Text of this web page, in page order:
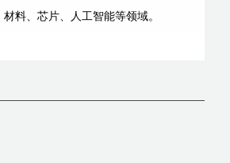
料、芯片、人工智能等领域。